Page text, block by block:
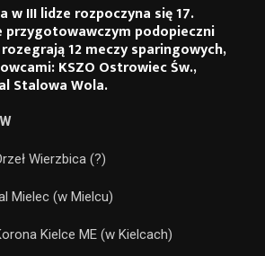
w III lidze rozpoczyna się 17.
przygotowawczym podopieczni
12 meczy sparingowych,
KSZO Ostrowiec Św.,
Stalowa Wola.
Wierzbica (?)
Mielec (w Mielcu)
Kielce ME (w Kielcach)